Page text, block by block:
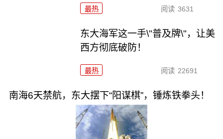
最热 阅读 3631
东大海军这一手\"普及牌\"，让美
西方彻底破防！
最热 阅读 22691
南海6天禁航，东大摆下“阳谋棋”，锤炼铁拳头！